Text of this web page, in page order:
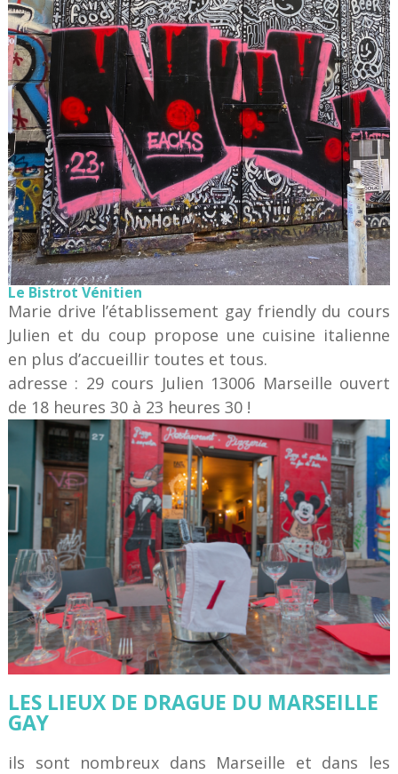
Le Bistrot Vénitien
Marie drive l’établissement gay friendly du cours
Julien et du coup propose une cuisine italienne
en plus d’accueillir toutes et tous.
adresse : 29 cours Julien 13006 Marseille ouvert
de 18 heures 30 à 23 heures 30 !
LES LIEUX DE DRAGUE DU MARSEILLE
GAY
ils sont nombreux dans Marseille et dans les